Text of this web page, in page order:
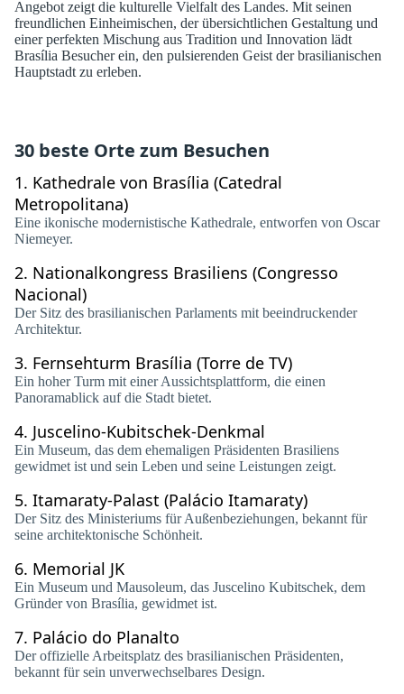
Angebot zeigt die kulturelle Vielfalt des Landes. Mit seinen
freundlichen Einheimischen, der übersichtlichen Gestaltung und
einer perfekten Mischung aus Tradition und Innovation lädt
Brasília Besucher ein, den pulsierenden Geist der brasilianischen
Hauptstadt zu erleben.
30 beste Orte zum Besuchen
1. Kathedrale von Brasília (Catedral
Metropolitana)
Eine ikonische modernistische Kathedrale, entworfen von Oscar
Niemeyer.
2. Nationalkongress Brasiliens (Congresso
Nacional)
Der Sitz des brasilianischen Parlaments mit beeindruckender
Architektur.
3. Fernsehturm Brasília (Torre de TV)
Ein hoher Turm mit einer Aussichtsplattform, die einen
Panoramablick auf die Stadt bietet.
4. Juscelino-Kubitschek-Denkmal
Ein Museum, das dem ehemaligen Präsidenten Brasiliens
gewidmet ist und sein Leben und seine Leistungen zeigt.
5. Itamaraty-Palast (Palácio Itamaraty)
Der Sitz des Ministeriums für Außenbeziehungen, bekannt für
seine architektonische Schönheit.
6. Memorial JK
Ein Museum und Mausoleum, das Juscelino Kubitschek, dem
Gründer von Brasília, gewidmet ist.
7. Palácio do Planalto
Der offizielle Arbeitsplatz des brasilianischen Präsidenten,
bekannt für sein unverwechselbares Design.